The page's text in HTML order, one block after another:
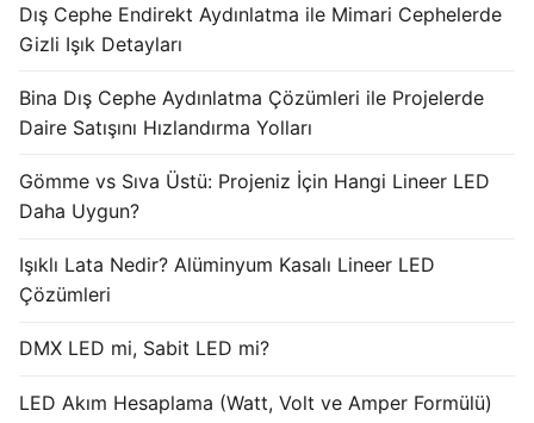
Işık Kontrol Sistemleri
İç Mekan LED Driver
DMX BİLGİ
DMX Nedir? Ürün Çeşitleri Nelerdir?
Dış Cephe Endirekt Aydınlatma ile Mimari Cephelerde
Gizli Işık Detayları
Bina Dış Cephe Aydınlatma Çözümleri ile Projelerde
Daire Satışını Hızlandırma Yolları
Gömme vs Sıva Üstü: Projeniz İçin Hangi Lineer LED
Daha Uygun?
Işıklı Lata Nedir? Alüminyum Kasalı Lineer LED
Çözümleri
DMX LED mi, Sabit LED mi?
LED Akım Hesaplama (Watt, Volt ve Amper Formülü)